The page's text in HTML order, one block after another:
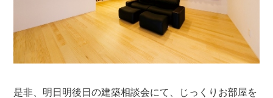
是非、明日明後日の建築相談会にて、じっくりお部屋を